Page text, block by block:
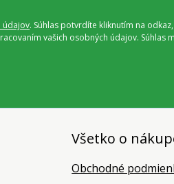
údajov. Súhlas potvrdíte kliknutím na
vašich osobných údajov.
Všetko o
Obchodné